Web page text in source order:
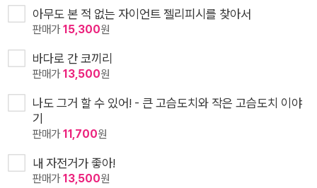
아무도 본 적 없는 자이언트 젤리피시를 찾아서
판매가15,300원
바다로 간 코끼리
판매가13,500원
나도 그거 할 수 있어! - 큰 고슴도치와 작은 고슴도치 이야
기
판매가11,700원
내 자전거가 좋아!
판매가13,500원